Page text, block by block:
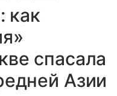
как
спасала
Азии